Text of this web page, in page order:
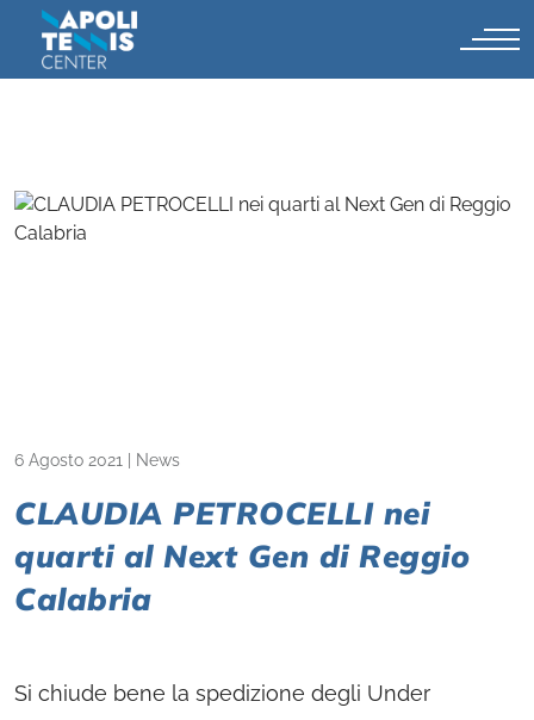
6 Agosto 2021 News
CLAUDIA PETROCELLI nei
quarti al Next Gen di Reggio
Calabria
Si chiude bene la spedizione degli Under